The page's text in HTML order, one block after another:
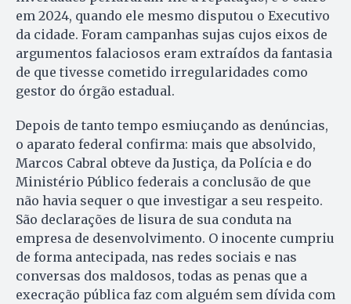
em 2024, quando ele mesmo disputou o Executivo
da cidade. Foram campanhas sujas cujos eixos de
argumentos falaciosos eram extraídos da fantasia
de que tivesse cometido irregularidades como
gestor do órgão estadual.
Depois de tanto tempo esmiuçando as denúncias,
o aparato federal confirma: mais que absolvido,
Marcos Cabral obteve da Justiça, da Polícia e do
Ministério Público federais a conclusão de que
não havia sequer o que investigar a seu respeito.
São declarações de lisura de sua conduta na
empresa de desenvolvimento. O inocente cumpriu
de forma antecipada, nas redes sociais e nas
conversas dos maldosos, todas as penas que a
execração pública faz com alguém sem dívida com